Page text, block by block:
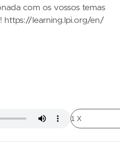
com os vossos temas
https://learning.lpi.org/en/